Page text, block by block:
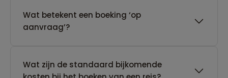
Wat betekent een boeking ‘op
aanvraag’?
Wat zijn de standaard bijkomende